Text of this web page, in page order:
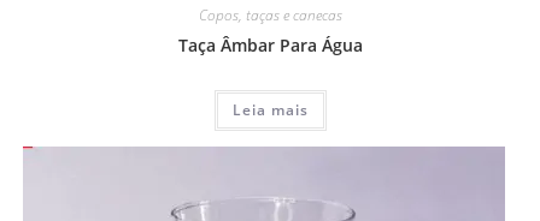
Copos, taças e canecas
Taça Âmbar Para Água
Leia mais